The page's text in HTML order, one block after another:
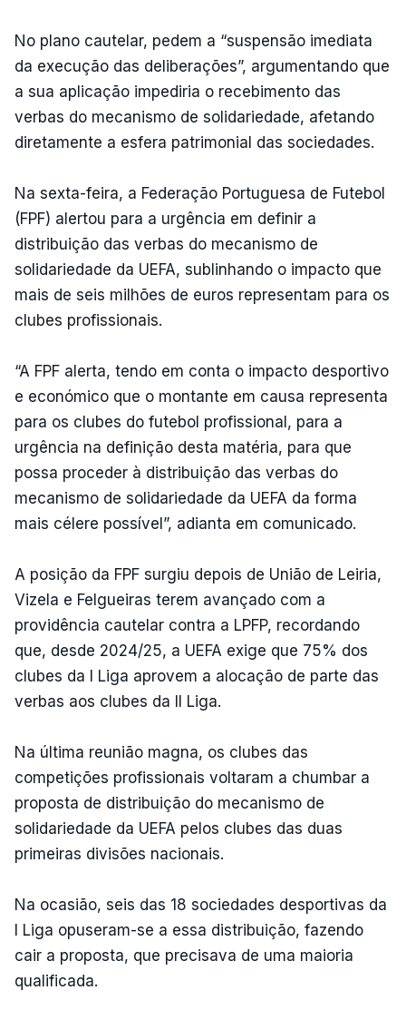
No plano cautelar, pedem a “suspensão imediata
da execução das deliberações”, argumentando que
a sua aplicação impediria o recebimento das
verbas do mecanismo de solidariedade, afetando
diretamente a esfera patrimonial das sociedades.
Na sexta-feira, a Federação Portuguesa de Futebol
(FPF) alertou para a urgência em definir a
distribuição das verbas do mecanismo de
solidariedade da UEFA, sublinhando o impacto que
mais de seis milhões de euros representam para os
clubes profissionais.
“A FPF alerta, tendo em conta o impacto desportivo
e económico que o montante em causa representa
para os clubes do futebol profissional, para a
urgência na definição desta matéria, para que
possa proceder à distribuição das verbas do
mecanismo de solidariedade da UEFA da forma
mais célere possível”, adianta em comunicado.
A posição da FPF surgiu depois de União de Leiria,
Vizela e Felgueiras terem avançado com a
providência cautelar contra a LPFP, recordando
que, desde 2024/25, a UEFA exige que 75% dos
clubes da I Liga aprovem a alocação de parte das
verbas aos clubes da II Liga.
Na última reunião magna, os clubes das
competições profissionais voltaram a chumbar a
proposta de distribuição do mecanismo de
solidariedade da UEFA pelos clubes das duas
primeiras divisões nacionais.
Na ocasião, seis das 18 sociedades desportivas da
I Liga opuseram-se a essa distribuição, fazendo
cair a proposta, que precisava de uma maioria
qualificada.